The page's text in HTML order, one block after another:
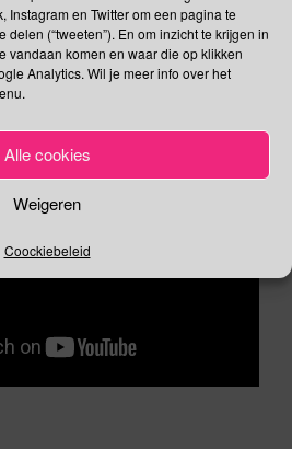
Instagram en Twitter om een pagina te
delen (“tweeten”). En om inzicht te krijgen in
vandaan komen en waar die op klikken
Analytics. Wil je meer info over het
Alle cookies
Weigeren
Coockiebeleid